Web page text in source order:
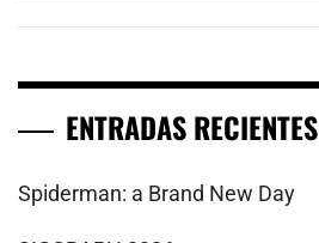
ENTRADAS RECIENTES
Spiderman: a Brand New Day